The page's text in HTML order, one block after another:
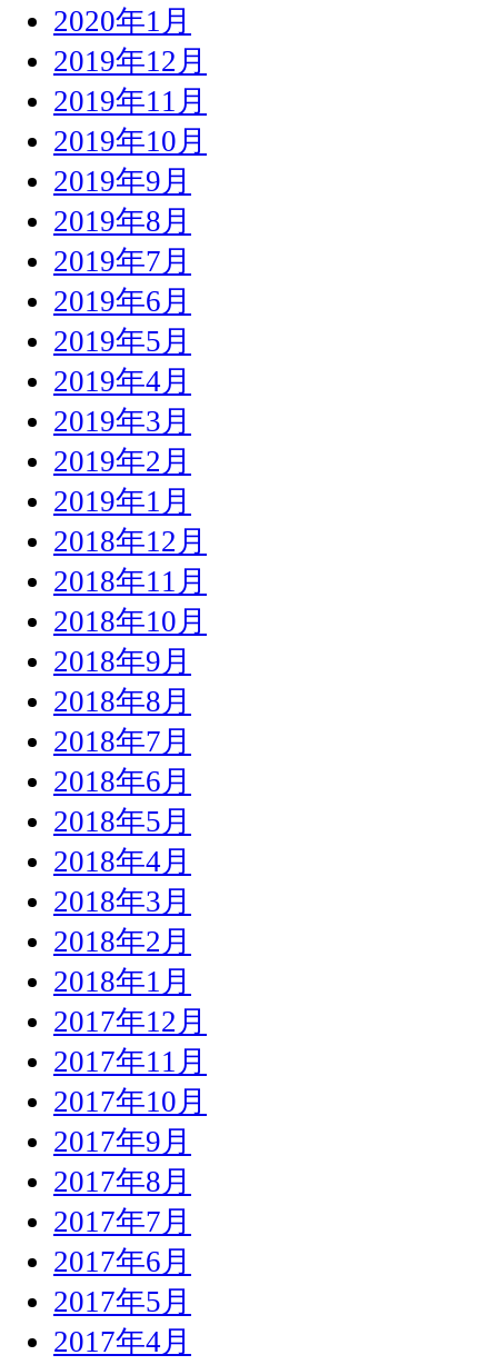
2020年1月
2019年12月
2019年11月
2019年10月
2019年9月
2019年8月
2019年7月
2019年6月
2019年5月
2019年4月
2019年3月
2019年2月
2019年1月
2018年12月
2018年11月
2018年10月
2018年9月
2018年8月
2018年7月
2018年6月
2018年5月
2018年4月
2018年3月
2018年2月
2018年1月
2017年12月
2017年11月
2017年10月
2017年9月
2017年8月
2017年7月
2017年6月
2017年5月
2017年4月